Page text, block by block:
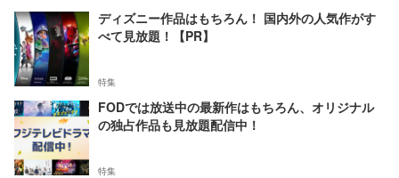
ディズニー作品はもちろん！ 国内外の人気作がす
べて見放題！【PR】
特集
FODでは放送中の最新作はもちろん、オリジナル
の独占作品も見放題配信中！
特集